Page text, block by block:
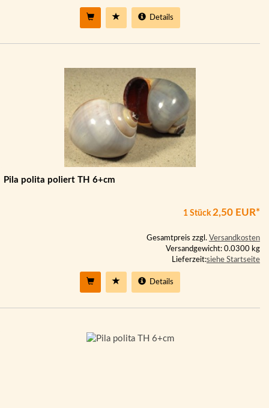
Details
Pila polita poliert TH 6+cm
1 Stück 2,50 EUR*
Gesamtpreis zzgl. Versandkosten
Versandgewicht: 0.0300 kg
Lieferzeit:siehe Startseite
Details